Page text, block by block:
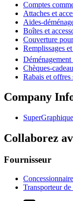
Comptes
Attaches et
Aides-
Boîtes et
Couverture
Remplissages
Chèques-
Rabais et offres
Company
Collaborez
Fournisseur
Concessionnaire
Transporteur